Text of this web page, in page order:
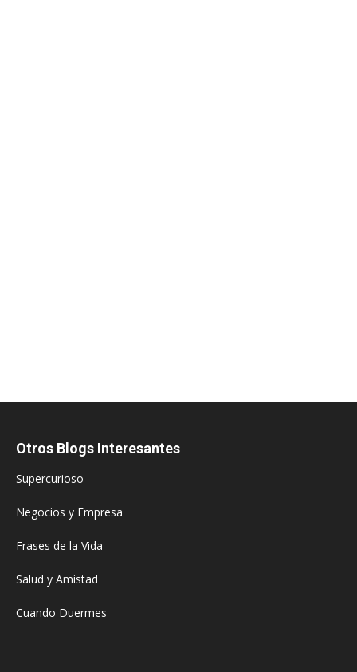
Otros Blogs Interesantes
Supercurioso
Negocios y Empresa
Frases de la Vida
Salud y Amistad
Cuando Duermes